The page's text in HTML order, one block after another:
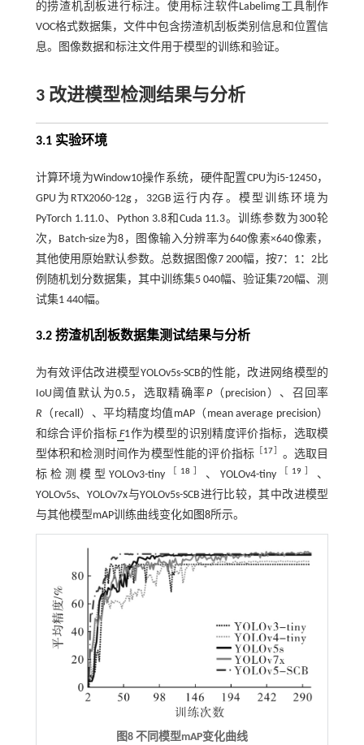
的捞渣机刮板进行标注。使用标注软件Labelimg工具制作
VOC格式数据集，文件中包含捞渣机刮板类别信息和位置信
息。图像数据和标注文件用于模型的训练和验证。
3 改进模型检测结果与分析
3.1 实验环境
计算环境为Window10操作系统，硬件配置CPU为i5-12450，
GPU为RTX2060-12g，32GB运行内存。模型训练环境为
PyTorch 1.11.0、Python 3.8和Cuda 11.3。训练参数为300轮
次，Batch-size为8，图像输入分辨率为640像素×640像素，
其他使用原始默认参数。总数据图像7 200幅，按7：1：2比
例随机划分数据集，其中训练集5 040幅、验证集720幅、测
试集1 440幅。
3.2 捞渣机刮板数据集测试结果与分析
为有效评估改进模型YOLOv5s-SCB的性能，改进网络模型的
IoU阈值默认为0.5，选取精确率P（precision）、召回率
R （recall）、平均精度均值mAP（mean average precision）
和综合评价指标 F1作为模型的识别精度评价指标，选取模
型体积和检测时间作为模型性能的评价指标
17
。选取目
标检测模型YOLOv3-tiny［ 18 、YOLOv4-tiny 19
、
YOLOv5s、YOLOv7x与YOLOv5s-SCB进行比较，其中改进模型
与其他模型mAP训练曲线变化如 图8所示。
图8 不同模型mAP变化曲线